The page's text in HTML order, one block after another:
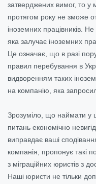
затверджених вимог, то
протягом року не зможе
іноземних працівників.
яка залучає іноземних
Це означає, що в разі
правил перебування в
видворенням таких
на компанію, яка
Зрозуміло, що наймати у
питань економічно
виправдає ваші
компанія, пропонує такі
з міграційних юристів з
Наші юристи не тільки